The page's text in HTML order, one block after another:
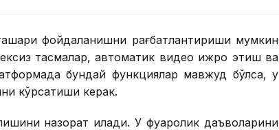
фойдаланишни рағбатлантириши мумкин
тасмалар, автоматик видео ижро этиш ва
бундай функциялар мавжуд бўлса, у
кўрсатиши керак.
назорат қилади. У фуқаролик даъволарини